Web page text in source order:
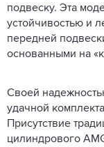
подвеску. Эта
устойчивостью и
передней
основанными на
Своей
удачной
Присутствие
цилиндрового